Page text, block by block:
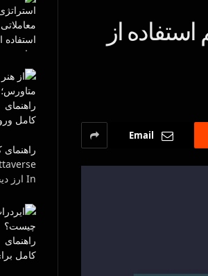
از
Email
راهنمای
In ارز دیجیتال